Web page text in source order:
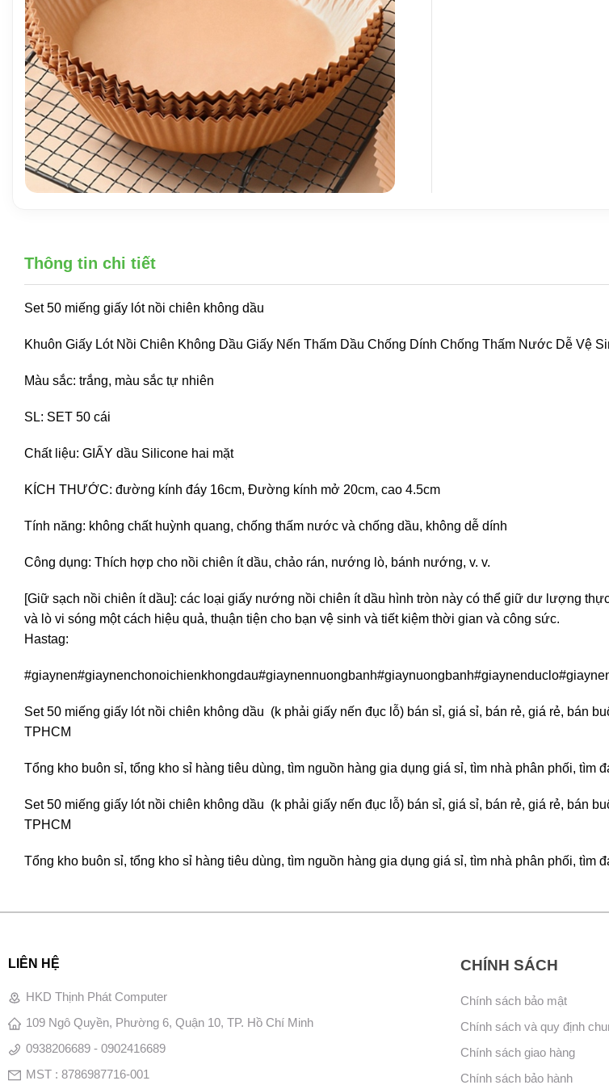
Thông tin chi tiết
Set 50 miếng giấy lót nồi chiên không dầu
Khuôn Giấy Lót Nồi Chiên Không Dầu Giấy Nến Thấm Dầu Chống Dính Chống Thấm Nước Dễ Vệ
Màu sắc: trắng, màu sắc tự nhiên
SL: SET 50 cái
Chất liệu: GIẤY dầu Silicone hai mặt
KÍCH THƯỚC: đường kính đáy 16cm, Đường kính mở 20cm, cao 4.5cm
Tính năng: không chất huỳnh quang, chống thấm nước và chống dầu, không dễ dính
Công dụng: Thích hợp cho nồi chiên ít dầu, chảo rán, nướng lò, bánh nướng, v. v.
[Giữ sạch nồi chiên ít dầu]: các loại giấy nướng nồi chiên ít dầu hình tròn này có thể giữ dư lượng
và lò vi sóng một cách hiệu quả, thuận tiện cho bạn vệ sinh và tiết kiệm thời gian và công sức.
Hastag:
Set 50 miếng giấy lót nồi chiên không dầu (k phải giấy nến đục lỗ) bán sỉ, giá sỉ, bán rẻ, giá rẻ, bán
TPHCM
Tổng kho buôn sỉ, tổng kho sỉ hàng tiêu dùng, tìm nguồn hàng gia dụng giá sỉ, tìm nhà phân phối, tìm
Set 50 miếng giấy lót nồi chiên không dầu (k phải giấy nến đục lỗ) bán sỉ, giá sỉ, bán rẻ, giá rẻ, bán
TPHCM
Tổng kho buôn sỉ, tổng kho sỉ hàng tiêu dùng, tìm nguồn hàng gia dụng giá sỉ, tìm nhà phân phối, tìm
LIÊN HỆ
HKD Thịnh Phát Computer
109 Ngô Quyền, Phường 6, Quận 10, TP. Hồ Chí Minh
0938206689 - 0902416689
MST : 8786987716-001
CHÍNH SÁCH
Chính sách bảo mật
Chính sách và quy định
Chính sách giao hàng
Chính sách bảo hành